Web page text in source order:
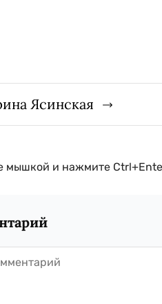
Ясинская
мышкой и нажмите